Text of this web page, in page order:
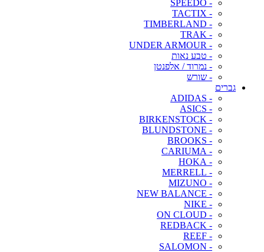
- SPEEDO
- TACTIX
- TIMBERLAND
- TRAK
- UNDER ARMOUR
- טבע נאות
- נמרוד / אלפנטן
- שורש
גברים
- ADIDAS
- ASICS
- BIRKENSTOCK
- BLUNDSTONE
- BROOKS
- CARIUMA
- HOKA
- MERRELL
- MIZUNO
- NEW BALANCE
- NIKE
- ON CLOUD
- REDBACK
- REEF
- SALOMON